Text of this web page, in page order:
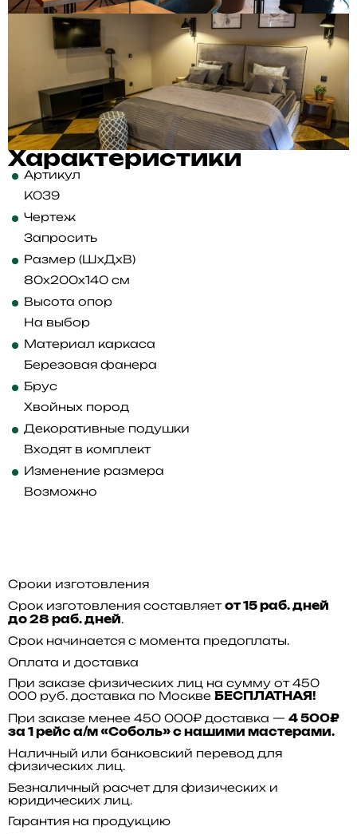
Характеристики
Артикул
K039
Чертеж
Запросить
Размер (ШхДхВ)
80x200x140 см
Высота опор
На выбор
Материал каркаса
Березовая фанера
Брус
Хвойных пород
Декоративные подушки
Входят в комплект
Изменение размера
Возможно
Сроки изготовления
Срок изготовления составляет от 15 раб. дней
до 28 раб. дней.
Срок начинается с момента предоплаты.
Оплата и доставка
При заказе физических лиц на сумму от 450
000 руб. доставка по Москве БЕСПЛАТНАЯ!
При заказе менее 450 000₽ доставка — 4 500₽
за 1 рейс а/м «Соболь» с нашими мастерами.
Наличный или банковский перевод для
физических лиц.
Безналичный расчет для физических и
юридических лиц.
Гарантия на продукцию